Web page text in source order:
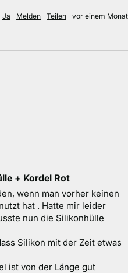
Ja Melden Teilen vor einem Monat
+ Kordel Rot
wenn man vorher keinen
hat . Hatte mir leider
nun die Silikonhülle
Silikon mit der Zeit etwas
ist von der Länge gut